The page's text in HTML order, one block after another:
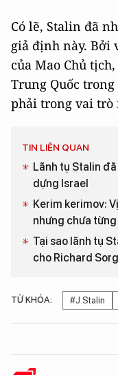
Có lẽ, Stalin đã
giả định này. Bởi
của Mao Chủ
Trung Quốc
phải trong vai trò
TIN LIÊN QUAN
Lãnh tụ Stalin
dựng Israel
Kerim kerimov:
nhưng chưa
Tại sao lãnh tụ
cho Richard
TỪ KHÓA: #J.Stalin